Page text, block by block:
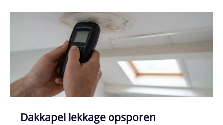
Dakkapel lekkage opsporen